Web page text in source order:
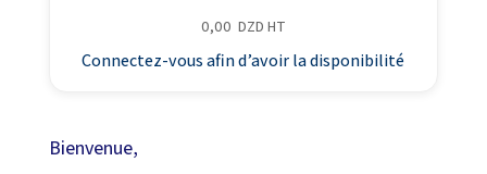
0,00 DZD HT
Connectez-vous afin d’avoir la disponibilité
Bienvenue,